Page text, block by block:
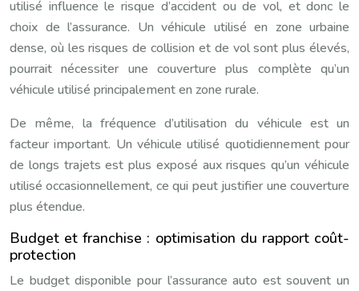
utilisé influence le risque d’accident ou de vol, et donc le
choix de l’assurance. Un véhicule utilisé en zone urbaine
dense, où les risques de collision et de vol sont plus élevés,
pourrait nécessiter une couverture plus complète qu’un
véhicule utilisé principalement en zone rurale.
De même, la fréquence d’utilisation du véhicule est un
facteur important. Un véhicule utilisé quotidiennement pour
de longs trajets est plus exposé aux risques qu’un véhicule
utilisé occasionnellement, ce qui peut justifier une couverture
plus étendue.
Budget et franchise : optimisation du rapport coût-
protection
Le budget disponible pour l’assurance auto est souvent un